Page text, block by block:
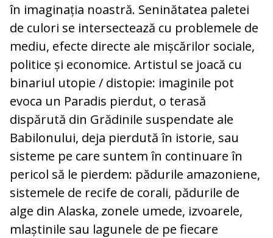
în imaginația noastră. Seninătatea paletei
de culori se intersectează cu problemele de
mediu, efecte directe ale mișcărilor sociale,
politice și economice. Artistul se joacă cu
binariul utopie / distopie: imaginile pot
evoca un Paradis pierdut, o terasă
dispărută din Grădinile suspendate ale
Babilonului, deja pierdută în istorie, sau
sisteme pe care suntem în continuare în
pericol să le pierdem: pădurile amazoniene,
sistemele de recife de corali, pădurile de
alge din Alaska, zonele umede, izvoarele,
mlaștinile sau lagunele de pe fiecare